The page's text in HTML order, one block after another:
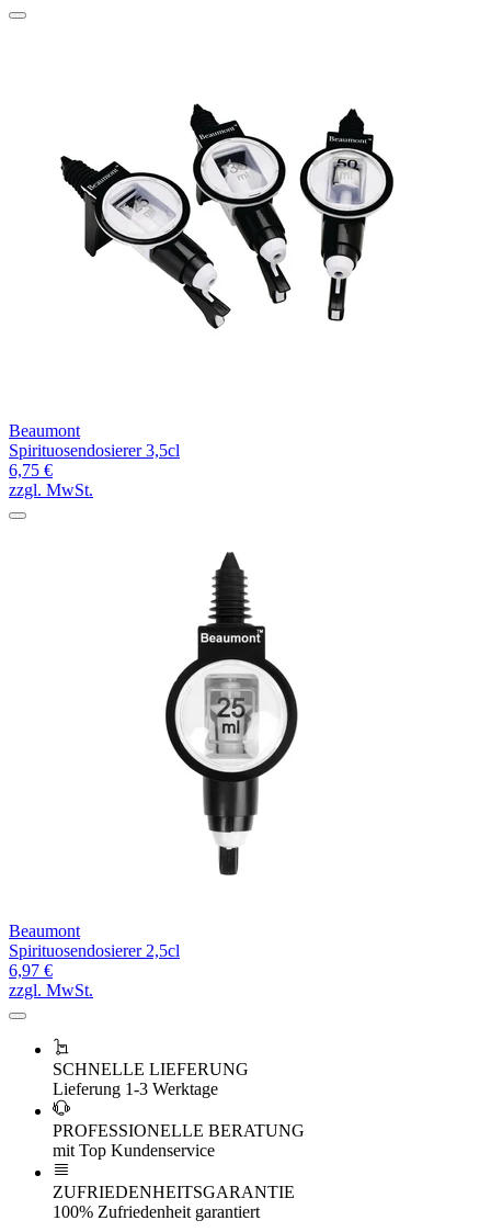
Beaumont
Spirituosendosierer 3,5cl
6,75 €
zzgl. MwSt.
Beaumont
Spirituosendosierer 2,5cl
6,97 €
zzgl. MwSt.
SCHNELLE LIEFERUNG
Lieferung 1-3 Werktage
PROFESSIONELLE BERATUNG
mit Top Kundenservice
ZUFRIEDENHEITSGARANTIE
100% Zufriedenheit garantiert